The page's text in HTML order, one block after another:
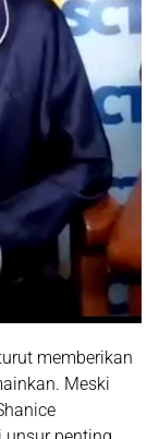
memberikan
Meski